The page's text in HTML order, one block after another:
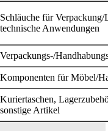
Schläuche für
technische Anwendungen
Verpackungs-/
Komponenten für Möbel/
Kuriertaschen,
sonstige Artikel